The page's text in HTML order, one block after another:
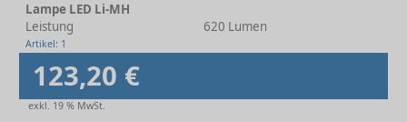
Lampe LED Li-MH
Leistung
620 Lumen
Artikel: 1
123,20 €
exkl. 19 % MwSt.